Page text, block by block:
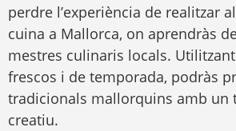
perdre l’experiència de realitzar
cuina a Mallorca, on aprendràs
mestres culinaris locals.
frescos i de temporada, podràs
tradicionals mallorquins amb un
creatiu.